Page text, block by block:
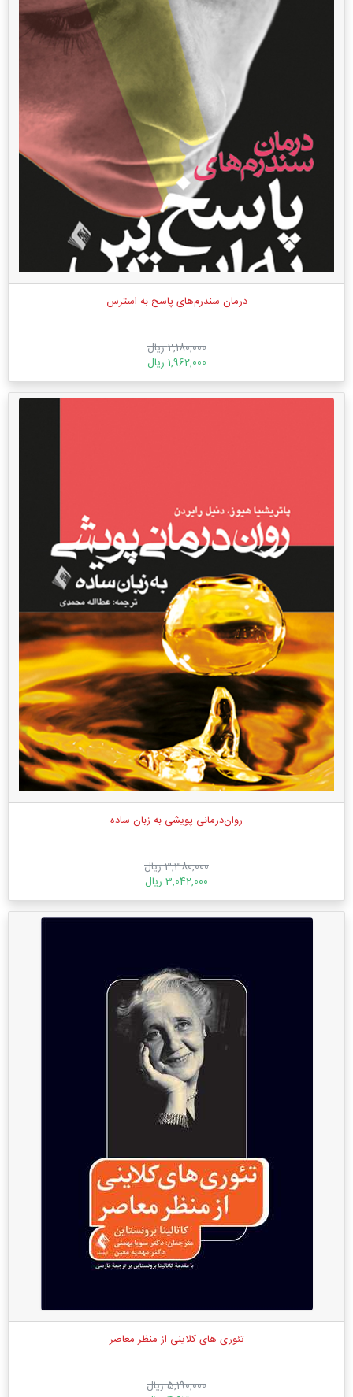
درمان سندرم‌های پاسخ به استرس
2,180,000 ریال
1,962,000 ریال
روان‌درمانی پویشی به زبان ساده
3,380,000 ریال
3,042,000 ریال
تئوری ‌های کلاینی از منظر ‏معاصر
5,190,000 ریال